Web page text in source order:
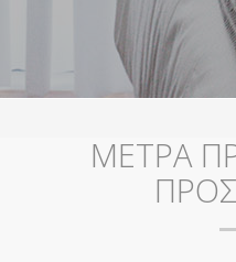
ΜΕΤΡΑ